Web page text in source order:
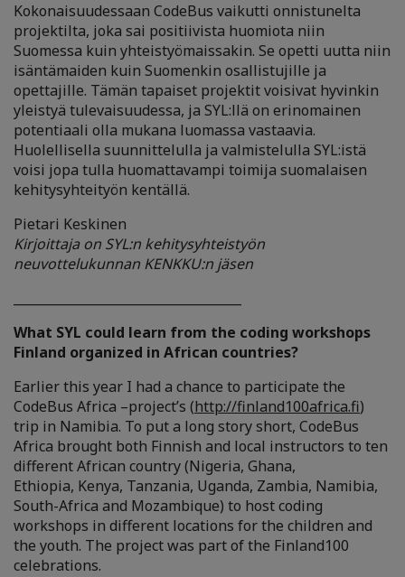
Kokonaisuudessaan CodeBus vaikutti onnistunelta
projektilta, joka sai positiivista huomiota niin
Suomessa kuin yhteistyömaissakin. Se opetti uutta niin
isäntämaiden kuin Suomenkin osallistujille ja
opettajille. Tämän tapaiset projektit voisivat hyvinkin
yleistyä tulevaisuudessa, ja SYL:llä on erinomainen
potentiaali olla mukana luomassa vastaavia.
Huolellisella suunnittelulla ja valmistelulla SYL:istä
voisi jopa tulla huomattavampi toimija suomalaisen
kehitysyhteityön kentällä.
Pietari Keskinen
Kirjoittaja on SYL:n kehitysyhteistyön
neuvottelukunnan KENKKU:n jäsen
What SYL could learn from the coding workshops
Finland organized in African countries?
Earlier this year I had a chance to participate the
CodeBus Africa –project’s (http://finland100africa.fi)
trip in Namibia. To put a long story short, CodeBus
Africa brought both Finnish and local instructors to ten
different African country (Nigeria, Ghana,
Ethiopia, Kenya, Tanzania, Uganda, Zambia, Namibia,
South-Africa and Mozambique) to host coding
workshops in different locations for the children and
the youth. The project was part of the Finland100
celebrations.